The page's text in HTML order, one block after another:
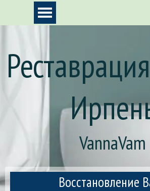
Перейти к контентуПропустить меню
VannaVam
Восстановление